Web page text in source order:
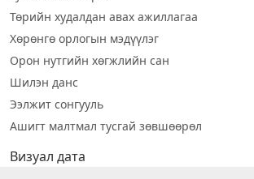
Төрийн худалдан авах ажиллагаа
Хөрөнгө орлогын мэдүүлэг
Орон нутгийн хөгжлийн сан
Шилэн данс
Ээлжит сонгууль
Ашигт малтмал тусгай зөвшөөрөл
Визуал дата